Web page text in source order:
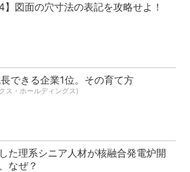
4】図面の穴寸法の表記を攻略せよ！
できる企業1位。その育て方
ス・ホールディングス)
た理系シニア人材が核融合発電炉開
なぜ？